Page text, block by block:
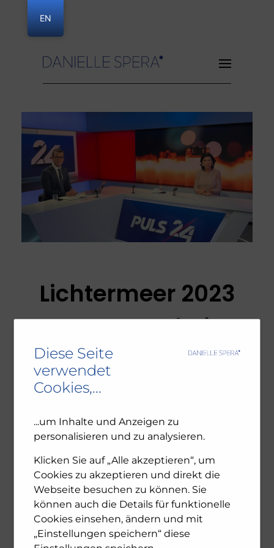
Lichtermeer 2023
– zu Gast bei
puls24
SENDUNGEN
ZU GAST
#yeswecare und die Israelitische
Kultusgemeinde veranstalteten am 2.
November unter dem Motto „bring them
home“ ein Lichermeer. Über 20.000
Menschen waren trotz schlechtem Wetter
gekommen, um ein Zeichen der Solidarität
auszudrücken, mit den Geiseln der Hammas,
EN
Diese Seite
verwendet
Cookies,...
...um Inhalte und Anzeigen zu
personalisieren und zu analysieren.
Klicken Sie auf „Alle akzeptieren“, um
Cookies zu akzeptieren und direkt die
Webseite besuchen zu können. Sie
können auch die Details für funktionelle
Cookies einsehen, ändern und mit
„Einstellungen speichern“ diese